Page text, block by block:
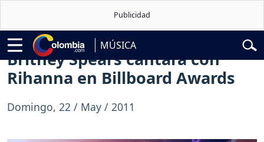
MÚSICA
Abelardo de la EspriellaVuelta a Colombia
Britney Spears cantará con
Rihanna en Billboard Awards
Domingo, 22 / May / 2011